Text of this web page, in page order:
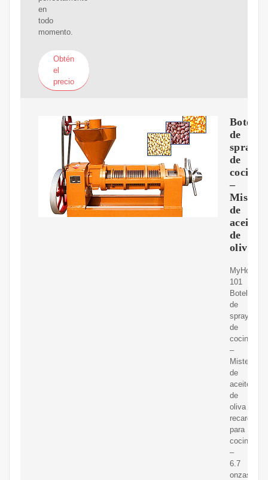
en
todo
momento.
Obtén
el
precio
Botella
de
spray
de
cocina
–
Mister
de
aceite
de
oliva
MyHome
101
Botella
de
spray
de
cocina
–
Mister
de
aceite
de
oliva
recargable
para
cocinar
–
6.7
onzas